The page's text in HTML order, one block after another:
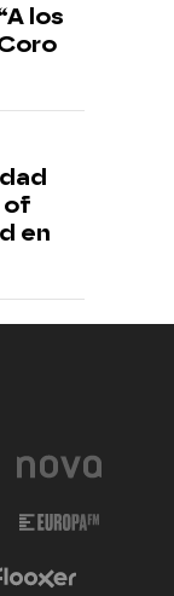
los
of
en